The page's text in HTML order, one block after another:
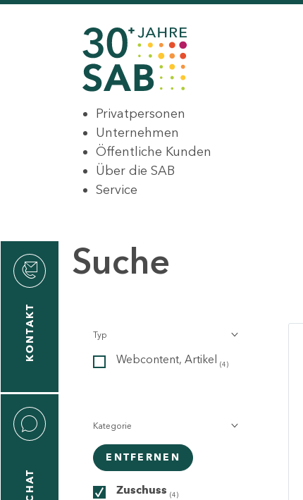
Privatpersonen
Unternehmen
Öffentliche Kunden
Über die SAB
Service
KONTAKT
CHAT
Suche
Typ
Webcontent, Artikel (4)
Kategorie
ENTFERNEN
Zuschuss (4)